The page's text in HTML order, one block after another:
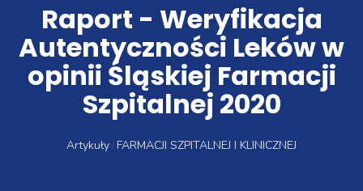
Raport - Weryfikacja
Autentyczności Leków w
opinii Śląskiej Farmacji
Szpitalnej 2020
Artykuły FARMACJI SZPITALNEJ I KLINICZNEJ